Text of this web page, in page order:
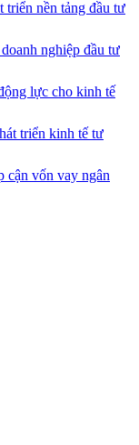
triển nền tảng đầu tư
nghiệp đầu tư
lực cho kinh tế
triển kinh tế tư
cận vốn vay ngân